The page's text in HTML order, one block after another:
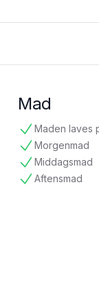
Mad
Maden laves
tilgængelig
Morgenmad
tilgængelig
Middagsmad
tilgængelig
Aftensmad
tilgængelig